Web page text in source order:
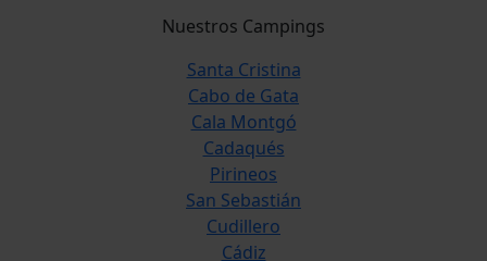
Nuestros Campings
Santa Cristina
Cabo de Gata
Cala Montgó
Cadaqués
Pirineos
San Sebastián
Cudillero
Cádiz